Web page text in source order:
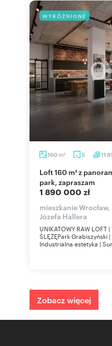
WYRÓŻNIONE
160 m2 5 11
Loft 160 m² z panoramicznym widokiem na
park, zapraszam
1 890 000 zł
mieszkanie
Józefa Hallera
UNIKATOWY RAW LOFT
ŚLĘŻĘPark Grabiszyński
Industrialna estetyka |
Zobacz więcej